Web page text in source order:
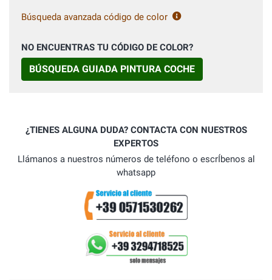
Búsqueda avanzada código de color
NO ENCUENTRAS TU CÓDIGO DE COLOR?
BÚSQUEDA GUIADA PINTURA COCHE
¿TIENES ALGUNA DUDA? CONTACTA CON NUESTROS
EXPERTOS
Llámanos a nuestros números de teléfono o escrÍbenos al
whatsapp